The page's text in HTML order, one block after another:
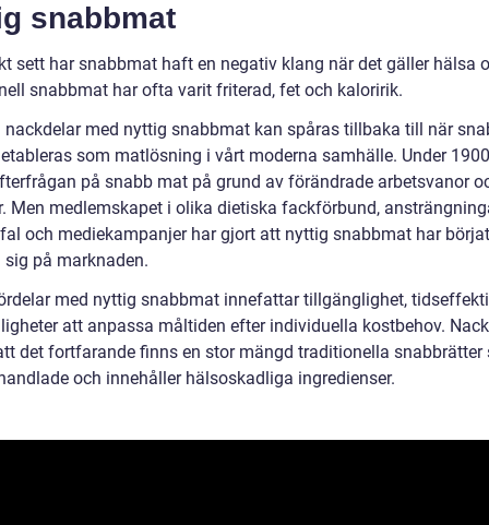
snabbmat
sett har snabbmat haft en negativ klang när det gäller hälsa
snabbmat har ofta varit friterad, fet och kaloririk.
nackdelar med nyttig snabbmat kan spåras tillbaka till när
som matlösning i vårt moderna samhälle. Under
på snabb mat på grund av förändrade arbetsvanor
Men medlemskapet i olika dietiska fackförbund,
och mediekampanjer har gjort att nyttig snabbmat har börjat
sig på marknaden.
med nyttig snabbmat innefattar tillgänglighet,
att anpassa måltiden efter individuella kostbehov.
det fortfarande finns en stor mängd traditionella snabbrätter
och innehåller hälsoskadliga ingredienser.